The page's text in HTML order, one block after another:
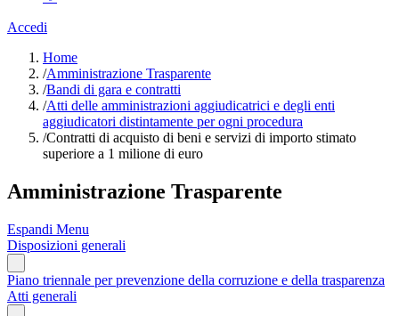
Accedi
Home
/Amministrazione Trasparente
/Bandi di gara e contratti
/Atti delle amministrazioni aggiudicatrici e degli enti
aggiudicatori distintamente per ogni procedura
/Contratti di acquisto di beni e servizi di importo stimato
superiore a 1 milione di euro
Amministrazione Trasparente
Espandi Menu
Disposizioni generali
Piano triennale per prevenzione della corruzione e della trasparenza
Atti generali